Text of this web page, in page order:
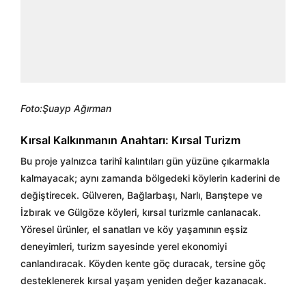
Foto:Şuayp Ağırman
Kırsal Kalkınmanın Anahtarı: Kırsal Turizm
Bu proje yalnızca tarihî kalıntıları gün yüzüne çıkarmakla
kalmayacak; aynı zamanda bölgedeki köylerin kaderini de
değiştirecek. Gülveren, Bağlarbaşı, Narlı, Barıştepe ve
İzbırak ve Gülgöze köyleri, kırsal turizmle canlanacak.
Yöresel ürünler, el sanatları ve köy yaşamının eşsiz
deneyimleri, turizm sayesinde yerel ekonomiyi
canlandıracak. Köyden kente göç duracak, tersine göç
desteklenerek kırsal yaşam yeniden değer kazanacak.